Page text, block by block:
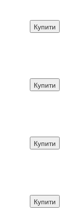
Купити
Купити
Купити
Купити